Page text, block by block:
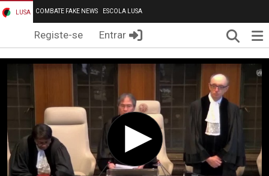
LUSA COMBATE FAKE NEWS ESCOLA LUSA
Registe-se Entrar